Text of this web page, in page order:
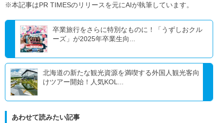
※本記事はPR TIMESのリリースを元にAIが執筆しています。
卒業旅行をさらに特別なものに！「うずしおクル
ーズ」が2025年卒業生向...
北海道の新たな観光資源を満喫する外国人観光客向
けツアー開始！人気KOL...
あわせて読みたい記事